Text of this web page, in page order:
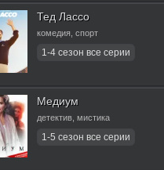
Тед Лассо
комедия, спорт
Медиум
детектив, мистика